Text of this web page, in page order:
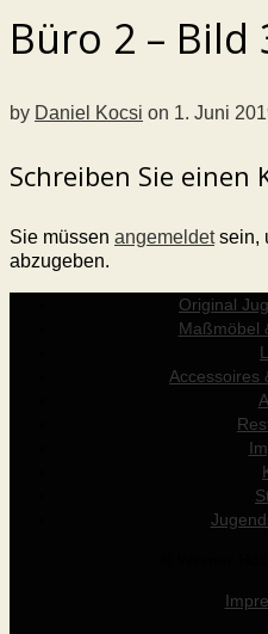
Büro 2 – Bild
by Daniel Kocsi on 1. Juni
Schreiben Sie einen
Sie müssen angemeldetsein,
abzugeben.
Original
Maßmöbel
Accessoires